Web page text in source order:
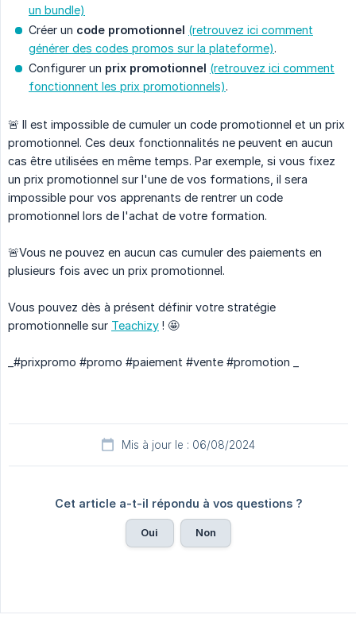
un bundle)
Créer un code promotionnel (retrouvez ici comment
générer des codes promos sur la plateforme).
Configurer un prix promotionnel (retrouvez ici comment
fonctionnent les prix promotionnels).
🚨 Il est impossible de cumuler un code promotionnel et un prix
promotionnel. Ces deux fonctionnalités ne peuvent en aucun
cas être utilisées en même temps. Par exemple, si vous fixez
un prix promotionnel sur l'une de vos formations, il sera
impossible pour vos apprenants de rentrer un code
promotionnel lors de l'achat de votre formation.
🚨Vous ne pouvez en aucun cas cumuler des paiements en
plusieurs fois avec un prix promotionnel.
Vous pouvez dès à présent définir votre stratégie
promotionnelle sur Teachizy ! 🤩
_#prixpromo #promo #paiement #vente #promotion _
Mis à jour le : 06/08/2024
Cet article a-t-il répondu à vos questions ?
Oui Non